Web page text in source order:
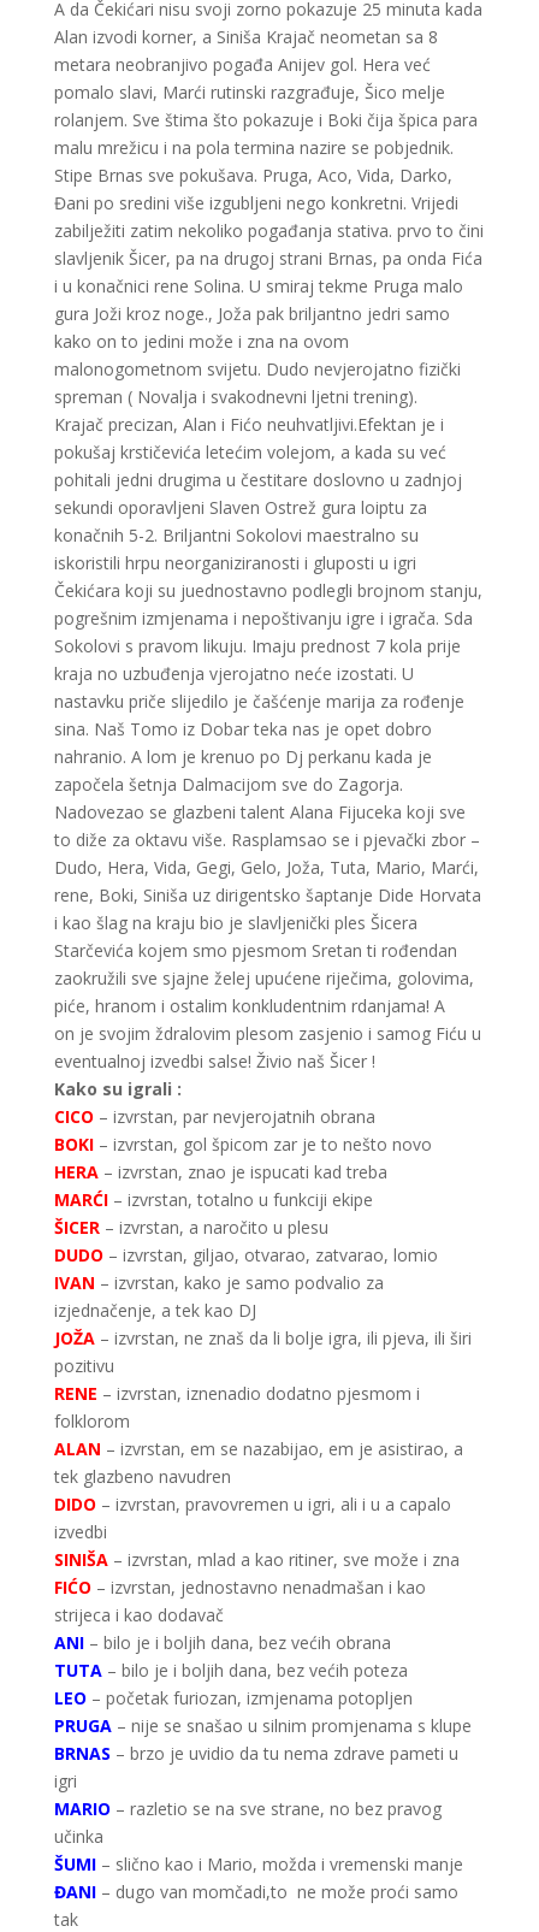
A da Čekićari nisu svoji zorno pokazuje 25 minuta kada
Alan izvodi korner, a Siniša Krajač neometan sa 8
metara neobranjivo pogađa Anijev gol. Hera već
pomalo slavi, Marći rutinski razgrađuje, Šico melje
rolanjem. Sve štima što pokazuje i Boki čija špica para
malu mrežicu i na pola termina nazire se pobjednik.
Stipe Brnas sve pokušava. Pruga, Aco, Vida, Darko,
Đani po sredini više izgubljeni nego konkretni. Vrijedi
zabilježiti zatim nekoliko pogađanja stativa. prvo to čini
slavljenik Šicer, pa na drugoj strani Brnas, pa onda Fića
i u konačnici rene Solina. U smiraj tekme Pruga malo
gura Joži kroz noge., Joža pak briljantno jedri samo
kako on to jedini može i zna na ovom
malonogometnom svijetu. Dudo nevjerojatno fizički
spreman ( Novalja i svakodnevni ljetni trening).
Krajač precizan, Alan i Fićo neuhvatljivi.Efektan je i
pokušaj krstičevića letećim volejom, a kada su već
pohitali jedni drugima u čestitare doslovno u zadnjoj
sekundi oporavljeni Slaven Ostrež gura loiptu za
konačnih 5-2. Briljantni Sokolovi maestralno su
iskoristili hrpu neorganiziranosti i gluposti u igri
Čekićara koji su juednostavno podlegli brojnom stanju,
pogrešnim izmjenama i nepoštivanju igre i igrača. Sda
Sokolovi s pravom likuju. Imaju prednost 7 kola prije
kraja no uzbuđenja vjerojatno neće izostati. U
nastavku priče slijedilo je čašćenje marija za rođenje
sina. Naš Tomo iz Dobar teka nas je opet dobro
nahranio. A lom je krenuo po Dj perkanu kada je
započela šetnja Dalmacijom sve do Zagorja.
Nadovezao se glazbeni talent Alana Fijuceka koji sve
to diže za oktavu više. Rasplamsao se i pjevački zbor –
Dudo, Hera, Vida, Gegi, Gelo, Joža, Tuta, Mario, Marći,
rene, Boki, Siniša uz dirigentsko šaptanje Dide Horvata
i kao šlag na kraju bio je slavljenički ples Šicera
Starčevića kojem smo pjesmom Sretan ti rođendan
zaokružili sve sjajne želej upućene riječima, golovima,
piće, hranom i ostalim konkludentnim rdanjama! A
on je svojim ždralovim plesom zasjenio i samog Fiću u
eventualnoj izvedbi salse! Živio naš Šicer !
Kako su igrali :
CICO – izvrstan, par nevjerojatnih obrana
BOKI – izvrstan, gol špicom zar je to nešto novo
HERA– izvrstan, znao je ispucati kad treba
MARĆI– izvrstan, totalno u funkciji ekipe
ŠICER– izvrstan, a naročito u plesu
DUDO – izvrstan, giljao, otvarao, zatvarao, lomio
IVAN – izvrstan, kako je samo podvalio za
izjednačenje, a tek kao DJ
JOŽA– izvrstan, ne znaš da li bolje igra, ili pjeva, ili širi
pozitivu
RENE – izvrstan, iznenadio dodatno pjesmom i
folklorom
ALAN – izvrstan, em se nazabijao, em je asistirao, a
tek glazbeno navudren
DIDO – izvrstan, pravovremen u igri, ali i u a capalo
izvedbi
SINIŠA– izvrstan, mlad a kao ritiner, sve može i zna
FIĆO – izvrstan, jednostavno nenadmašan i kao
strijeca i kao dodavač
ANI– bilo je i boljih dana, bez većih obrana
TUTA– bilo je i boljih dana, bez većih poteza
LEO – početak furiozan, izmjenama potopljen
PRUGA– nije se snašao u silnim promjenama s klupe
BRNAS – brzo je uvidio da tu nema zdrave pameti u
igri
MARIO – razletio se na sve strane, no bez pravog
učinka
ŠUMI– slično kao i Mario, možda i vremenski manje
ĐANI– dugo van momčadi,to ne može proći samo
tak